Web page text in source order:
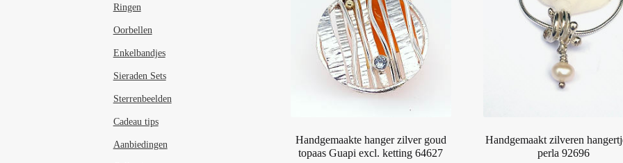
Handgemaakte hanger zilver goud
topaas Guapi excl. ketting 64627
Handgemaakt zilveren
perla 92696
Ringen
Oorbellen
Enkelbandjes
Sieraden Sets
Sterrenbeelden
Cadeau tips
Aanbiedingen